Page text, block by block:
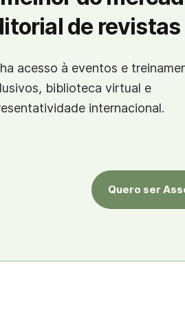
de revistas
acesso à eventos e
biblioteca virtual e
internacional.
Quero ser